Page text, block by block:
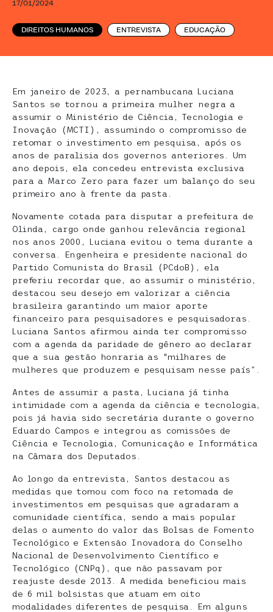
17/01/2024
DIREITOS HUMANOS ENTREVISTA EDUCAÇÃO
Em janeiro de 2023, a pernambucana Luciana
Santos se tornou a primeira mulher negra a
assumir o Ministério de Ciência, Tecnologia e
Inovação (MCTI), assumindo o compromisso de
retomar o investimento em pesquisa, após os
anos de paralisia dos governos anteriores. Um
ano depois, ela concedeu entrevista exclusiva
para a Marco Zero para fazer um balanço do seu
primeiro ano à frente da pasta.
Novamente cotada para disputar a prefeitura de
Olinda, cargo onde ganhou relevância regional
nos anos 2000, Luciana evitou o tema durante a
conversa. Engenheira e presidente nacional do
Partido Comunista do Brasil (PCdoB), ela
preferiu recordar que, ao assumir o ministério,
destacou seu desejo em valorizar a ciência
brasileira garantindo um maior aporte
financeiro para pesquisadores e pesquisadoras.
Luciana Santos afirmou ainda ter compromisso
com a agenda da paridade de gênero ao declarar
que a sua gestão honraria as “milhares de
mulheres que produzem e pesquisam nesse país”.
Antes de assumir a pasta, Luciana já tinha
intimidade com a agenda da ciência e tecnologia,
pois já havia sido secretária durante o governo
Eduardo Campos e integrou as comissões de
Ciência e Tecnologia, Comunicação e Informática
na Câmara dos Deputados.
Ao longo da entrevista, Santos destacou as
medidas que tomou com foco na retomada de
investimentos em pesquisas que agradaram a
comunidade científica, sendo a mais popular
delas o aumento do valor das Bolsas de Fomento
Tecnológico e Extensão Inovadora do Conselho
Nacional de Desenvolvimento Científico e
Tecnológico (CNPq), que não passavam por
reajuste desde 2013. A medida beneficiou mais
de 6 mil bolsistas que atuam em oito
modalidades diferentes de pesquisa. Em alguns